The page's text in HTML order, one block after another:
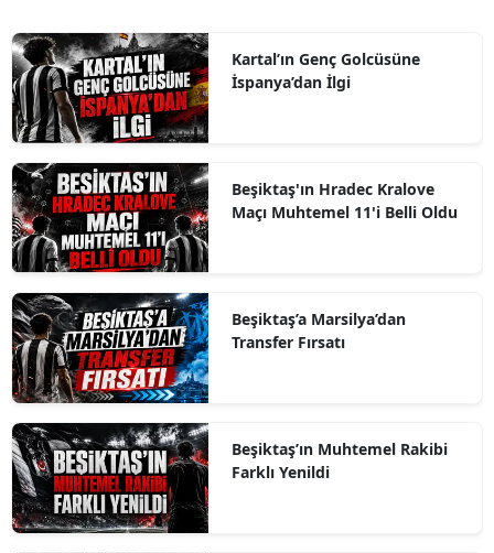
Kartal’ın Genç Golcüsüne
İspanya’dan İlgi
Beşiktaş'ın Hradec Kralove
Maçı Muhtemel 11'i Belli Oldu
Beşiktaş’a Marsilya’dan
Transfer Fırsatı
Beşiktaş’ın Muhtemel Rakibi
Farklı Yenildi